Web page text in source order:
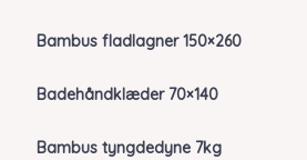
Bambus fladlagner 150×260
Badehåndklæder 70×140
Bambus tyngdedyne 7kg